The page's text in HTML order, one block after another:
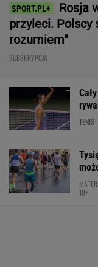
Rosja
przyleci. Polscy
rozumiem"
SUBSKRYPCJA
TENIS
18+